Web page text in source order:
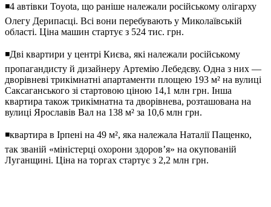
◾️4 автівки Toyota, що раніше належали російському олігарху
Олегу Дерипасці. Всі вони перебувають у Миколаївській
області. Ціна машин стартує з 524 тис. грн.
◾️Дві квартири у центрі Києва, які належали російському
пропагандисту й дизайнеру Артемію Лебедєву. Одна з них —
дворівневі трикімнатні апартаменти площею 193 м² на вулиці
Саксаганського зі стартовою ціною 14,1 млн грн. Інша
квартира також трикімнатна та дворівнева, розташована на
вулиці Ярославів Вал на 138 м² за 10,6 млн грн.
◾️квартира в Ірпені на 49 м², яка належала Наталії Пащенко,
так званій «міністерці охорони здоров’я» на окупованій
Луганщині. Ціна на торгах стартує з 2,2 млн грн.